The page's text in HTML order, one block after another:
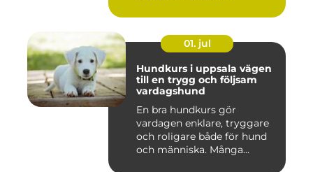
01. jul
Hundkurs i uppsala vägen
till en trygg och följsam
vardagshund
En bra hundkurs gör
vardagen enklare, tryggare
och roligare både för hund
och människa. Många